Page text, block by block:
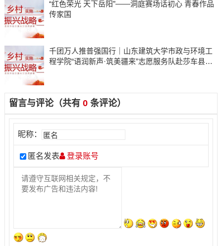
“红色荣光 天下岳阳”——洞庭赛场话初心 青春作品
传家国
千团万人推普强国行｜山东建筑大学市政与环境工
程学院“语润新声·筑美疆来”志愿服务队赴莎车县开
留言与评论（共有 0条评论）
昵称：
匿名发表 登录账号